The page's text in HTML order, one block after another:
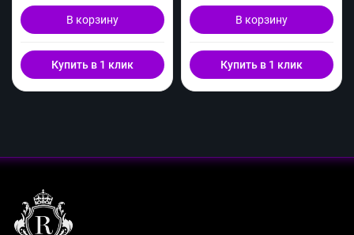
В корзину
Купить в 1 клик
В корзину
Купить в 1 клик